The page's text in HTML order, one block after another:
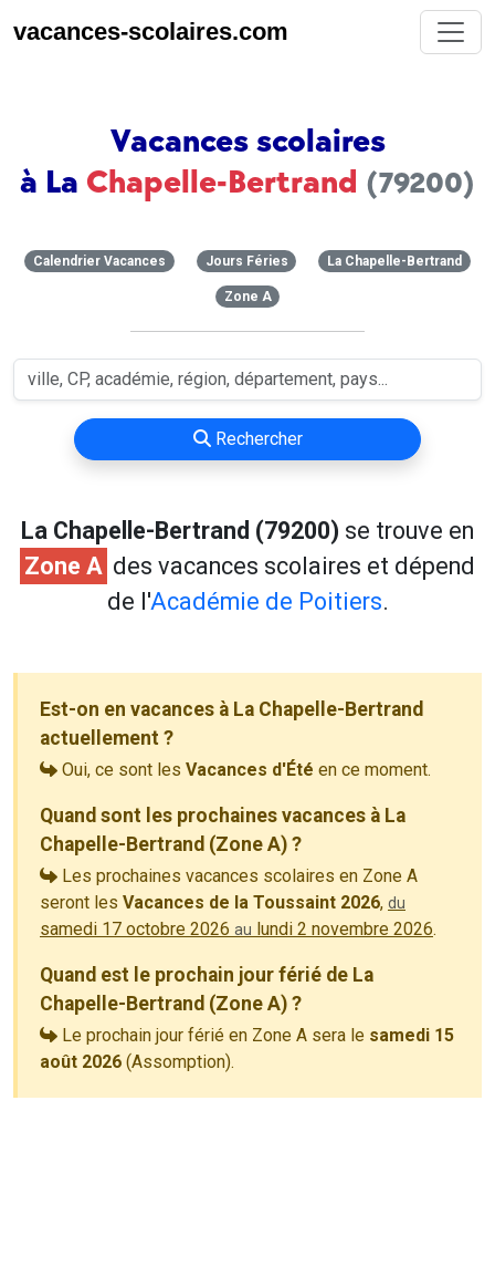
vacances-scolaires.com
Vacances scolaires
à La Chapelle-Bertrand (79200)
Calendrier Vacances Jours Féries La Chapelle-Bertrand
Zone A
Rechercher
La Chapelle-Bertrand (79200) se trouve en
Zone A des vacances scolaires et dépend
de l'Académie de Poitiers.
Est-on en vacances à La Chapelle-Bertrand
actuellement ?
Oui, ce sont les Vacances d'Été en ce moment.
Quand sont les prochaines vacances à La
Chapelle-Bertrand (Zone A) ?
Les prochaines vacances scolaires en Zone A
seront les Vacances de la Toussaint 2026, du
samedi 17 octobre 2026 au lundi 2 novembre 2026.
Quand est le prochain jour férié de La
Chapelle-Bertrand (Zone A) ?
Le prochain jour férié en Zone A sera le samedi 15
août 2026 (Assomption).